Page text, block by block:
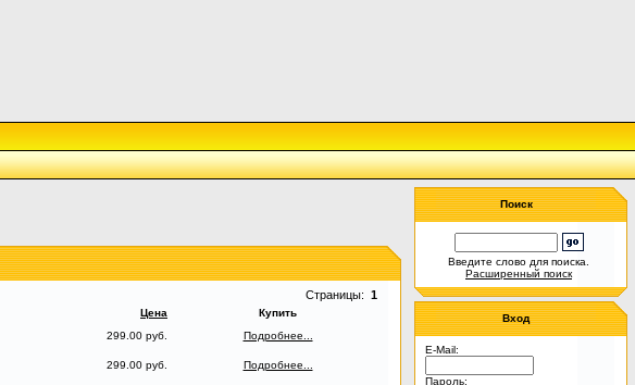
Страницы: 1
Цена
Купить
299.00 руб.
Подробнее...
299.00 руб.
Подробнее...
Поиск
Введите слово для поиска.
Расширенный поиск
Вход
E-Mail:
Пароль: